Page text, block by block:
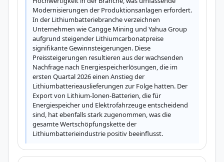
Modernisierungen der Produktionsanlagen erfordert.
In der Lithiumbatteriebranche verzeichnen
Unternehmen wie Cangge Mining und Yahua Group
aufgrund steigender Lithiumcarbonatpreise
signifikante Gewinnsteigerungen. Diese
Preissteigerungen resultieren aus der wachsenden
Nachfrage nach Energiespeicherlösungen, die im
ersten Quartal 2026 einen Anstieg der
Lithiumbatterieauslieferungen zur Folge hatten. Der
Export von Lithium-Ionen-Batterien, die für
Energiespeicher und Elektrofahrzeuge entscheidend
sind, hat ebenfalls stark zugenommen, was die
gesamte Wertschöpfungskette der
Lithiumbatterieindustrie positiv beeinflusst.